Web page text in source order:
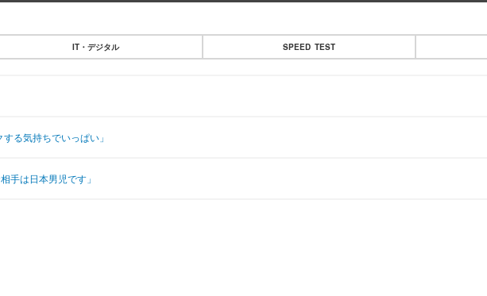
ショッピング
エンタメTOP
IT・デジタル SPEED TEST
る気持ちでいっぱい」
手は日本男児です」